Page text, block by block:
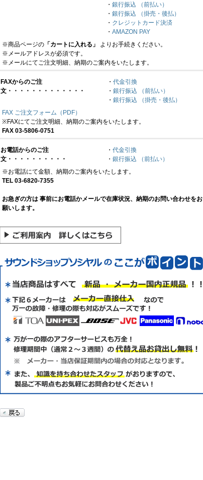
・ 銀行振込 （前払い）
・ 銀行振込 （掛売・後払）
・ クレジットカード決済
・ AMAZON PAY
※商品ページの 「カートに入れる」
よりお手続きください。
※メールアドレスが必須です。
※メールにてご注文明細、納期のご案内をいたします。
FAXからのご注
文・・・・・・・・・・・・・
・ 代金引換
・ 銀行振込 （前払い）
・ 銀行振込 （掛売・後払）
FAX ご注文フォーム（PDF）
※FAXにてご注文明細、納期のご案内をいたします。
FAX 03-5806-0751
お電話からのご注
文・・・・・・・・・・
・ 代金引換
・ 銀行振込 （前払い）
※お電話にて金額、納期のご案内をいたします。
TEL 03-6820-7355
お急ぎの方は 事前にお電話かメールで在庫状況、納期のお問い合わせをお
願いします。